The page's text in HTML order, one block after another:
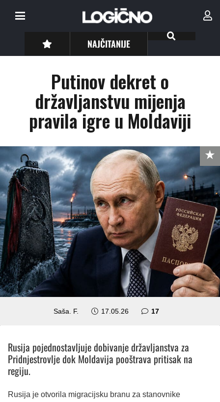
NAJČITANIJE
Putinov dekret o
državljanstvu mijenja
pravila igre u Moldaviji
Saša. F. 17.05.26 17komentara
Rusija pojednostavljuje dobivanje državljanstva za
Pridnjestrovlje dok Moldavija pooštrava pritisak na
regiju.
Rusija je otvorila migracijsku branu za stanovnike